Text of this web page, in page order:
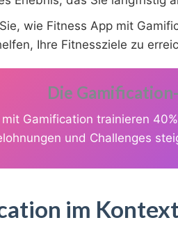
wie Fitness App mit
Ihre Fitnessziele zu
Die
Gamification trainieren
und Challenges
im